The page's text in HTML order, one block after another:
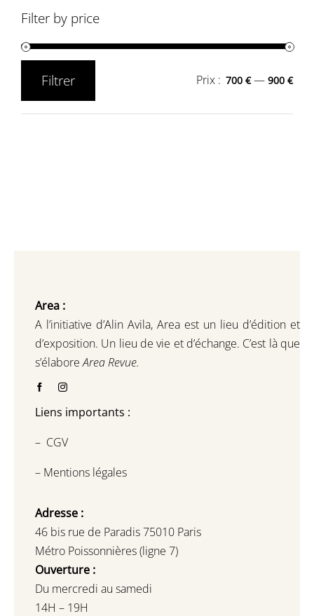
Filter by price
Filtrer Prix : 700 €—900 €
Area :
A l’initiative d’Alin Avila, Area est un lieu d’édition et
d’exposition. Un lieu de vie et d’échange. C’est là que
s’élaboreArea Revue.
Liens importants :
– CGV
– Mentions légales
Adresse :
46 bis rue de Paradis 75010 Paris
Métro Poissonnières (ligne 7)
Ouverture :
Du mercredi au samedi
14H – 19H